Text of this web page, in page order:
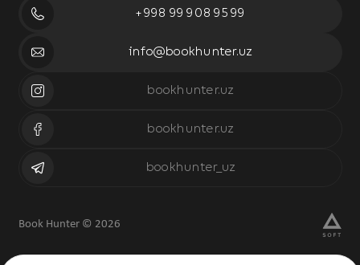
+998 99 908 95 99
info@bookhunter.uz
bookhunter.uz
bookhunter.uz
bookhunter_uz
Book Hunter © 2026